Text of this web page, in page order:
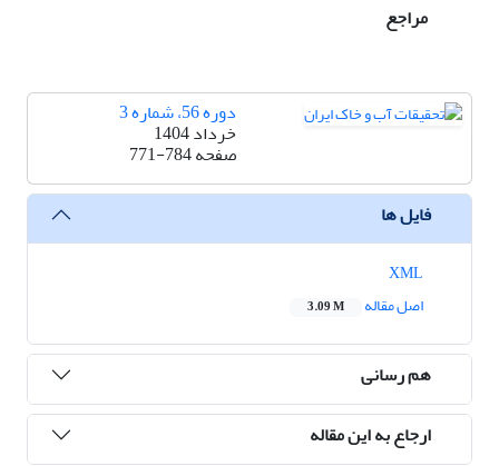
مراجع
دوره 56، شماره 3
خرداد 1404
صفحه771-784
فایل ها
اصل مقاله
3.09 M
هم رسانی
ارجاع به این مقاله